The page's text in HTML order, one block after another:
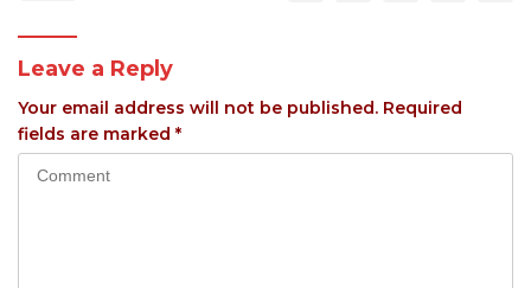
Leave a Reply
Your email address will not be published. Required
fields are marked *